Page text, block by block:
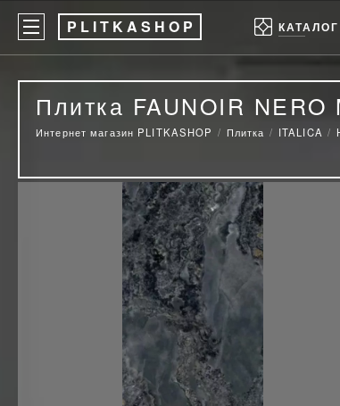
P LITKASHOP КАТАЛОГ
Плитка FAUNOIR
Интернет магазин PLITKASHOP Плитка ITALICA